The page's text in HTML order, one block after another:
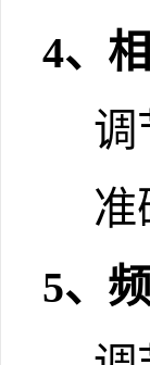
4、
调
准
5、